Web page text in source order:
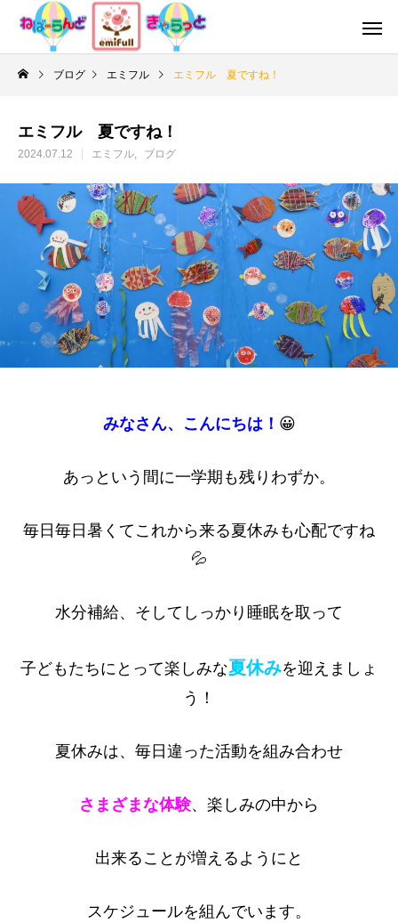
ブログ エミフル エミフル 夏ですね！
エミフル 夏ですね！
2024.07.12 エミフル ブログ
みなさん、こんにちは！ 😀
あっという間に一学期も残りわずか。
毎日毎日暑くてこれから来る夏休みも心配ですね
💦
水分補給、そしてしっかり睡眠を取って
子どもたちにとって楽しみな夏休みを迎えましょ
う！
夏休みは、毎日違った活動を組み合わせ
さまざまな体験、楽しみの中から
出来ることが増えるようにと
スケジュールを組んでいます。